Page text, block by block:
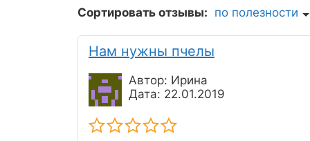
Сортировать отзывы: по полезности
Нам нужны пчелы
Автор: Ирина
Дата: 22.01.2019